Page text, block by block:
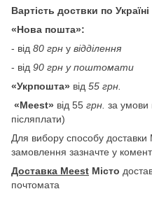
Вартість доствки по
«Нова пошта»:
- від 80 грн у відділення
- від 90 грн у поштомати
«Укрпошта» від 55 грн.
«Meest» від 55 грн. за умови
післяплати)
Для вибору способу
замовлення зазначте у
Доставка Meest Місто
почтомата